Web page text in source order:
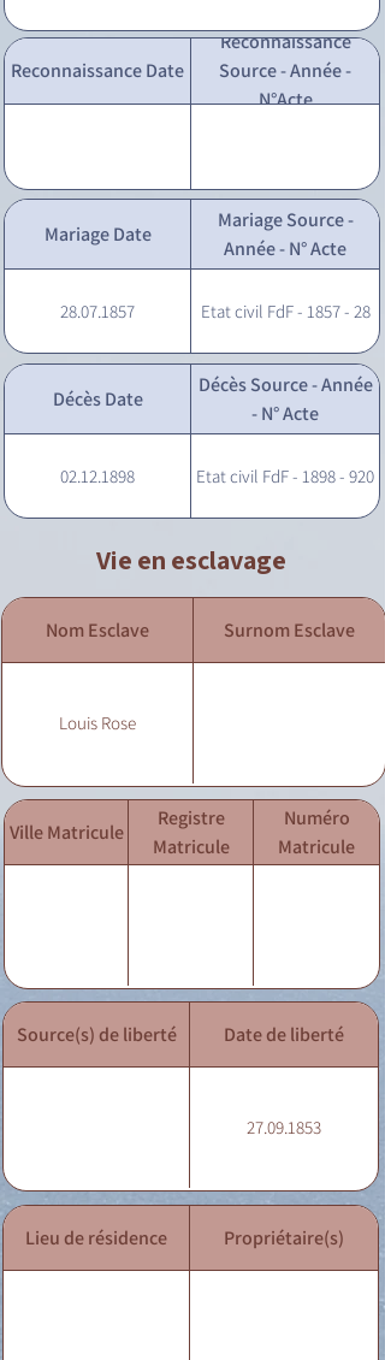
Reconnaissance Date
Reconnaissance
Source - Année -
N°Acte
Mariage Date
Mariage Source -
Année - N° Acte
28.07.1857 Etat civil FdF - 1857 - 28
Décès Date
Décès Source - Année
- N° Acte
02.12.1898 Etat civil FdF - 1898 - 920
Vie en esclavage
Nom Esclave Surnom Esclave
Louis Rose
Ville Matricule
Registre
Matricule
Numéro
Matricule
Source(s) de liberté Date de liberté
27.09.1853
Lieu de résidence Propriétaire(s)